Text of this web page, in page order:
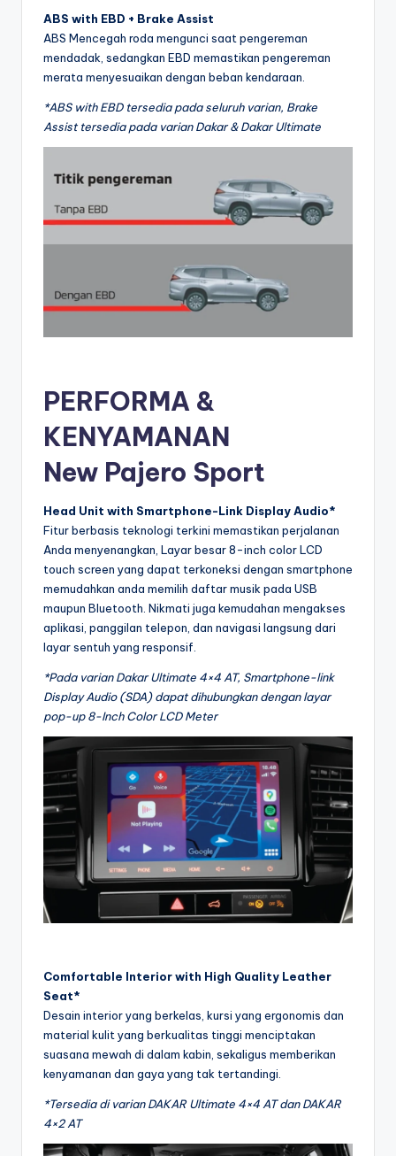
ABS with EBD + Brake Assist
ABS Mencegah roda mengunci saat pengereman
mendadak, sedangkan EBD memastikan pengereman
merata menyesuaikan dengan beban kendaraan.
*ABS with EBD tersedia pada seluruh varian, Brake
Assist tersedia pada varian Dakar & Dakar Ultimate
PERFORMA &
KENYAMANAN
New Pajero Sport
Head Unit with Smartphone-Link Display Audio*
Fitur berbasis teknologi terkini memastikan perjalanan
Anda menyenangkan, Layar besar 8-inch color LCD
touch screen yang dapat terkoneksi dengan smartphone
memudahkan anda memilih daftar musik pada USB
maupun Bluetooth. Nikmati juga kemudahan mengakses
aplikasi, panggilan telepon, dan navigasi langsung dari
layar sentuh yang responsif.
*Pada varian Dakar Ultimate 4×4 AT, Smartphone-link
Display Audio (SDA) dapat dihubungkan dengan layar
pop-up 8-Inch Color LCD Meter
Comfortable Interior with High Quality Leather
Seat*
Desain interior yang berkelas, kursi yang ergonomis dan
material kulit yang berkualitas tinggi menciptakan
suasana mewah di dalam kabin, sekaligus memberikan
kenyamanan dan gaya yang tak tertandingi.
*Tersedia di varian DAKAR Ultimate 4×4 AT dan DAKAR
4×2 AT